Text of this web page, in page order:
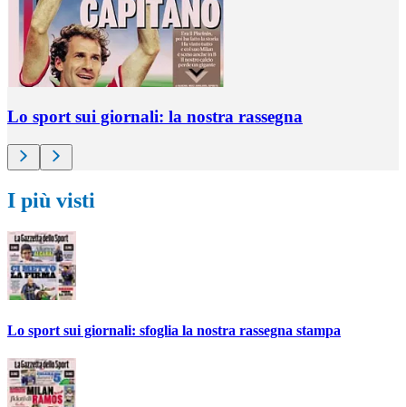
Lo sport sui giornali: la nostra rassegna
I più visti
Lo sport sui giornali: sfoglia la nostra rassegna stampa